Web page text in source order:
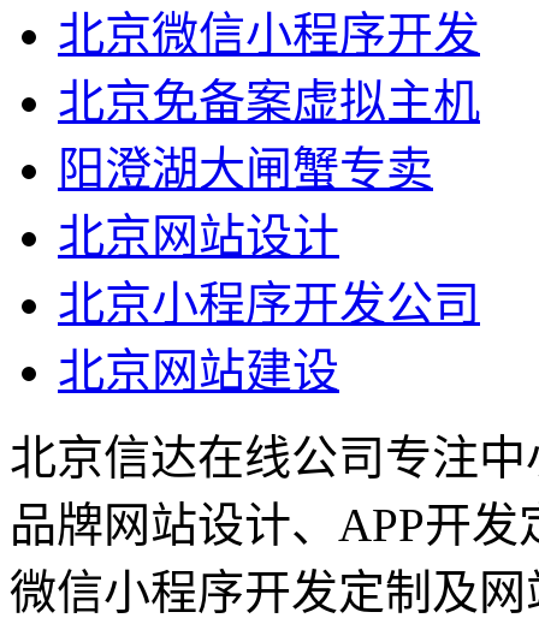
北京微信小程序开发
北京免备案虚拟主机
阳澄湖大闸蟹专卖
北京网站设计
北京小程序开发公司
北京网站建设
北京信达在线公司专注
品牌网站设计、APP开
微信小程序开发定制及